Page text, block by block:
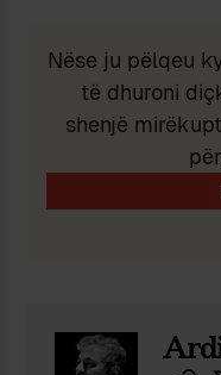
Nëse ju pëlqeu
të dhuroni
shenjë